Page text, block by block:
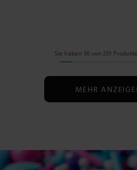
Sie haben 36 von 291
MEHR